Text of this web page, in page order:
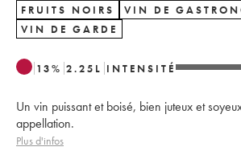
FRUITS NOIRS
VIN DE
VIN DE GARDE
13% 2.25 L INTENSITÉ
Un vin puissant et boisé, bien juteux et
appellation.
Plus d'infos